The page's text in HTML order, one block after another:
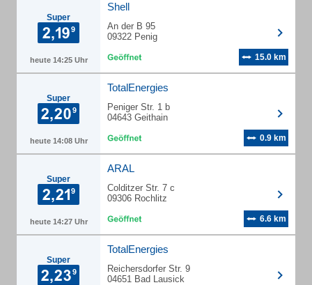
Super
heute 14:25 Uhr
Shell
An der B 95
09322 Penig
15.0 km
Super
heute 14:08 Uhr
TotalEnergies
Peniger Str. 1 b
04643 Geithain
0.9 km
Super
heute 14:27 Uhr
ARAL
Colditzer Str. 7 c
09306 Rochlitz
6.6 km
Super
TotalEnergies
Reichersdorfer Str. 9
04651 Bad Lausick